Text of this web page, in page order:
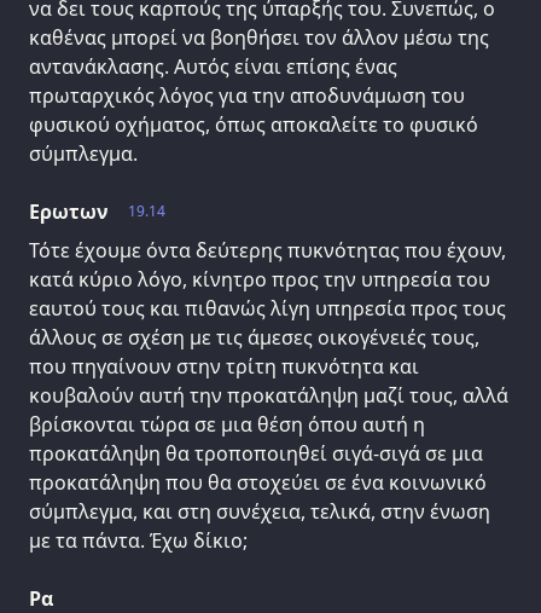
να δει τους καρπούς της ύπαρξής του. Συνεπώς, ο
καθένας μπορεί να βοηθήσει τον άλλον μέσω της
αντανάκλασης. Αυτός είναι επίσης ένας
πρωταρχικός λόγος για την αποδυνάμωση του
φυσικού οχήματος, όπως αποκαλείτε το φυσικό
σύμπλεγμα.
19.14
Ερωτων
Τότε έχουμε όντα δεύτερης πυκνότητας που έχουν,
κατά κύριο λόγο, κίνητρο προς την υπηρεσία του
εαυτού τους και πιθανώς λίγη υπηρεσία προς τους
άλλους σε σχέση με τις άμεσες οικογένειές τους,
που πηγαίνουν στην τρίτη πυκνότητα και
κουβαλούν αυτή την προκατάληψη μαζί τους, αλλά
βρίσκονται τώρα σε μια θέση όπου αυτή η
προκατάληψη θα τροποποιηθεί σιγά-σιγά σε μια
προκατάληψη που θα στοχεύει σε ένα κοινωνικό
σύμπλεγμα, και στη συνέχεια, τελικά, στην ένωση
με τα πάντα. Έχω δίκιο;
Ρα